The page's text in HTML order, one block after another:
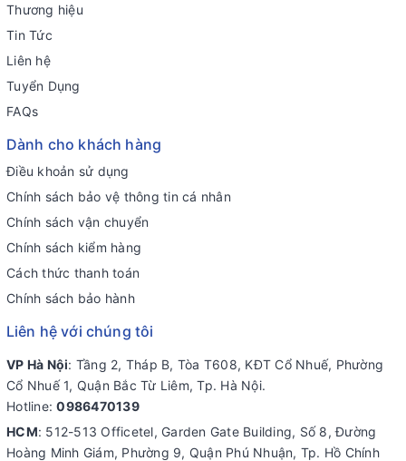
Thương hiệu
Tin Tức
Liên hệ
Tuyển Dụng
FAQs
Dành cho khách hàng
Điều khoản sử dụng
Chính sách bảo vệ thông tin cá nhân
Chính sách vận chuyển
Chính sách kiểm hàng
Cách thức thanh toán
Chính sách bảo hành
Liên hệ với chúng tôi
VP Hà Nội: Tầng 2, Tháp B, Tòa T608, KĐT Cổ Nhuế, Phường
Cổ Nhuế 1, Quận Bắc Từ Liêm, Tp. Hà Nội.
Hotline:0986470139
HCM: 512-513 Officetel, Garden Gate Building, Số 8, Đường
Hoàng Minh Giám, Phường 9, Quận Phú Nhuận, Tp. Hồ Chính